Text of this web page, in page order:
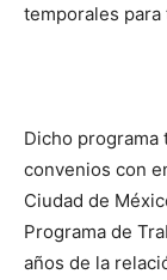
temporales para
Dicho programa
convenios con
Ciudad de
Programa de
años de la